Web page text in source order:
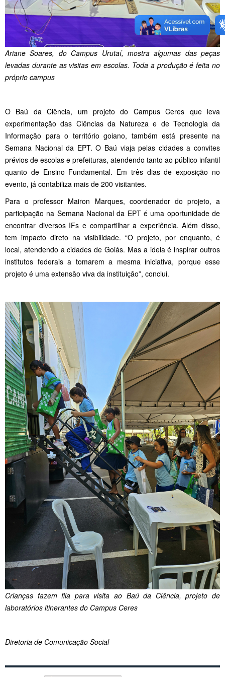
Ariane Soares, do Campus Urutaí, mostra algumas das peças
levadas durante as visitas em escolas. Toda a produção é feita no
próprio campus
O Baú da Ciência, um projeto do Campus Ceres que leva
experimentação das Ciências da Natureza e de Tecnologia da
Informação para o território goiano, também está presente na
Semana Nacional da EPT. O Baú viaja pelas cidades a convites
prévios de escolas e prefeituras, atendendo tanto ao público infantil
quanto de Ensino Fundamental. Em três dias de exposição no
evento, já contabiliza mais de 200 visitantes.
Para o professor Mairon Marques, coordenador do projeto, a
participação na Semana Nacional da EPT é uma oportunidade de
encontrar diversos IFs e compartilhar a experiência. Além disso,
tem impacto direto na visibilidade. “O projeto, por enquanto, é
local, atendendo a cidades de Goiás. Mas a ideia é inspirar outros
institutos federais a tomarem a mesma iniciativa, porque esse
projeto é uma extensão viva da instituição”, conclui.
Crianças fazem fila para visita ao Baú da Ciência, projeto de
laboratórios itinerantes do Campus Ceres
Diretoria de Comunicação Social